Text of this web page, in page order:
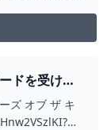
ドを受け取
希望!!ティ
説 ティアー
ズ オブ ザ キ